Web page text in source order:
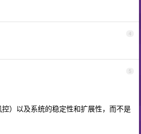
4
5
）以及系统的稳定性和扩展性，而不是